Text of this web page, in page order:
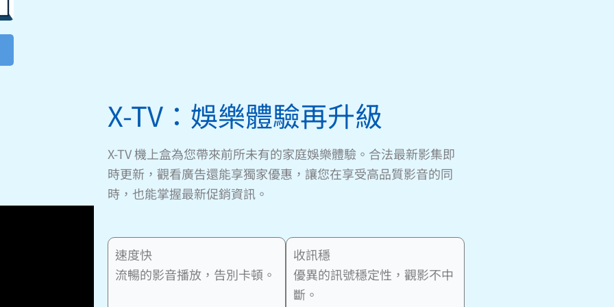
X-TV：娛樂體驗再升級
X-TV 機上盒為您帶來前所未有的家庭娛樂體驗。合法最新影集即
時更新，觀看廣告還能享獨家優惠，讓您在享受高品質影音的同
時，也能掌握最新促銷資訊。
速度快
流暢的影音播放，告別卡頓。
收訊穩
優異的訊號穩定性，觀影不中
斷。